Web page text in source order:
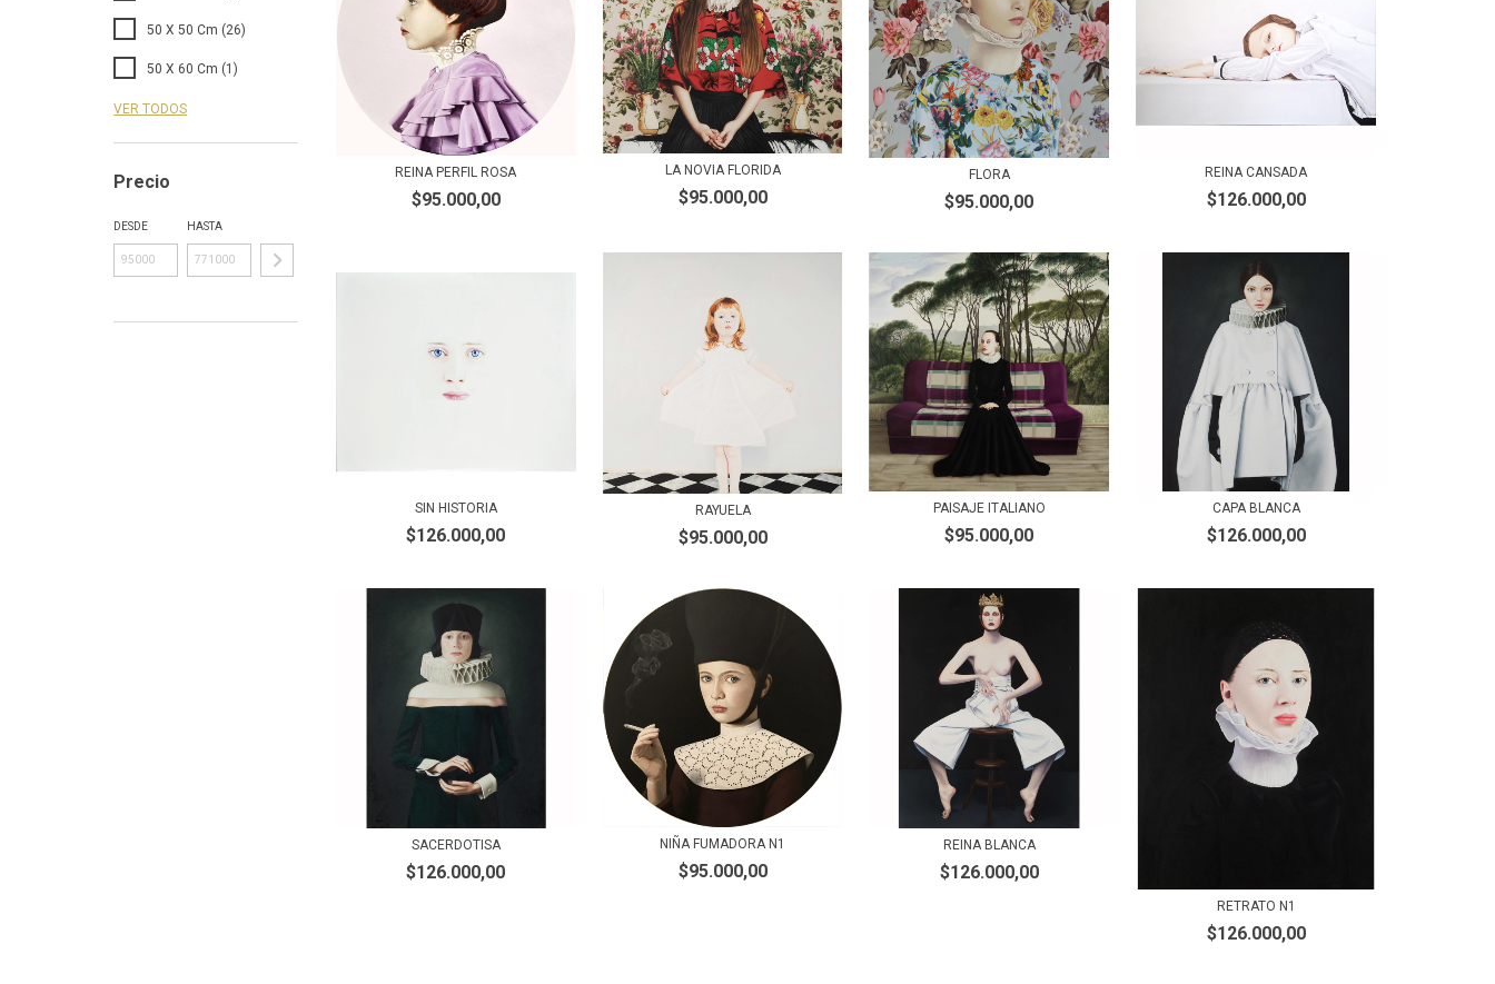
50 X 50 Cm (26)
50 X 60 Cm (1)
VER TODOS
Precio
DESDE HASTA
REINA PERFIL ROSA
$95.000,00
LA NOVIA FLORIDA
$95.000,00
FLORA
$95.000,00
REINA CANSADA
$126.000,00
SIN HISTORIA
$126.000,00
RAYUELA
$95.000,00
PAISAJE ITALIANO
$95.000,00
CAPA BLANCA
$126.000,00
SACERDOTISA
$126.000,00
NIÑA FUMADORA N1
$95.000,00
REINA BLANCA
$126.000,00
RETRATO N1
$126.000,00